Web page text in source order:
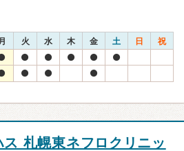
火 水 木 金 土 日 祝
札幌東ネフロクリニッ